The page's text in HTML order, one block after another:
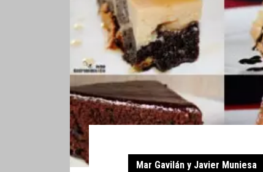
Mar Gavilán y Javier Muniesa